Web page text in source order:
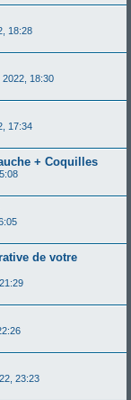
18:28
2022, 18:30
17:34
+ Coquilles
de votre
23:23